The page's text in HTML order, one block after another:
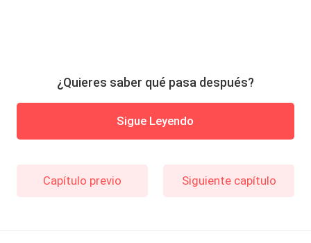
¿Quieres saber qué pasa después?
Sigue Leyendo
Capítulo previo Siguiente capítulo